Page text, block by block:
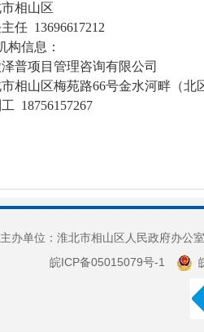
相山区
主任 13696617212
构信息：
普项目管理咨询有限公司
相山区梅苑路66号金水河畔（北
工 18756157267
主办单位：淮北市相山区人民政府办
皖ICP备05015079号-1